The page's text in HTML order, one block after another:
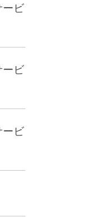
ービ
ービ
ービ